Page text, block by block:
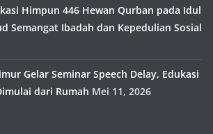
Himpun 446 Hewan Qurban pada Idul
Semangat Ibadah dan Kepedulian Sosial
Gelar Seminar Speech Delay, Edukasi
dari Rumah Mei 11, 2026